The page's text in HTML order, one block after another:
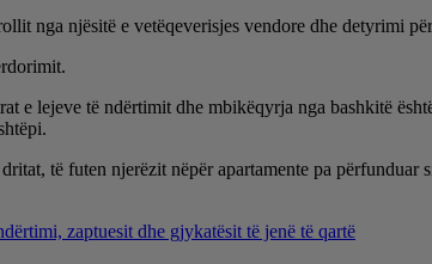
nga njësitë e vetëqeverisjes vendore dhe detyrimi
e lejeve të ndërtimit dhe mbikëqyrja nga bashkitë
të futen njerëzit nëpër apartamente pa përfunduar
zaptuesit dhe gjykatësit të jenë të qartë